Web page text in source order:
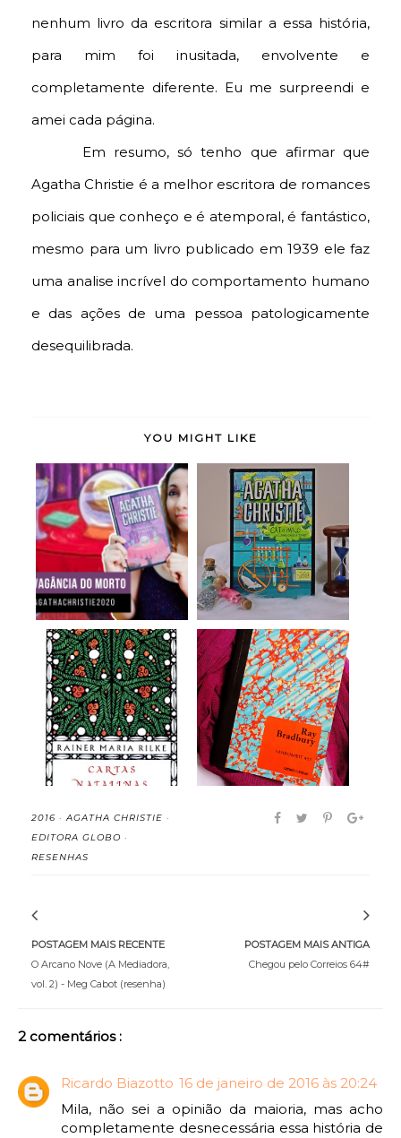
nenhum livro da escritora similar a essa história,
para mim foi inusitada, envolvente e
completamente diferente. Eu me surpreendi e
amei cada página.
Em resumo, só tenho que afirmar que
Agatha Christie é a melhor escritora de romances
policiais que conheço e é atemporal, é fantástico,
mesmo para um livro publicado em 1939 ele faz
uma analise incrível do comportamento humano
e das ações de uma pessoa patologicamente
desequilibrada.
YOU MIGHT LIKE
A Extravagância do
Morto - Agatha C...
Cai o Pano - Agatha
Christie (resen...
Cartas Natalinas à
Mãe - Rainer Mar...
Fahrenheit 451 - Ray
Bradbury (rese...
2016 ·AGATHA CHRISTIE ·
EDITORA GLOBO ·
RESENHAS
POSTAGEM MAIS RECENTE
O Arcano Nove (A Mediadora,
vol. 2) - Meg Cabot (resenha)
POSTAGEM MAIS ANTIGA
Chegou pelo Correios 64#
2 comentários :
Ricardo Biazotto 16 de janeiro de 2016 às 20:24
Mila, não sei a opinião da maioria, mas acho
completamente desnecessária essa história de